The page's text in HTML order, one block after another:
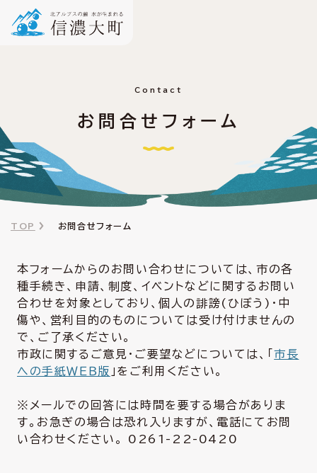
Contact
お問合せフォーム
TOP お問合せフォーム
本フォームからのお問い合わせについては、市の各
種手続き、申請、制度、イベントなどに関するお問い
合わせを対象としており、個人の誹謗(ひぼう)・中
傷や、営利目的のものについては受け付けませんの
で、ご了承ください。
市政に関するご意見・ご要望などについては、「市長
への手紙ＷＥＢ版 」をご利用ください。
※メールでの回答には時間を要する場合がありま
す。お急ぎの場合は恐れ入りますが、電話にてお問
い合わせください。 0261-22-0420